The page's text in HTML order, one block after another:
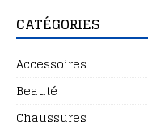
CATÉGORIES
Accessoires
Beauté
Chaussures